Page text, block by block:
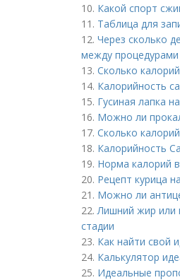
10. Какой спорт
11. Таблица для
12. Через сколько
между процедурами
13. Сколько
14. Калорийность
15. Гусиная лапка
16. Можно ли
17. Сколько
18. Калорийность
19. Норма калорий
20. Рецепт курица
21. Можно ли
22.Лишний жир или
стадии
23. Как найти свой
24. Калькулятор
25. Идеальные